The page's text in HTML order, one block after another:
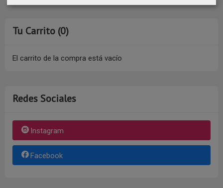
Tu Carrito (0)
El carrito de la compra está vacío
Redes Sociales
Instagram
Facebook